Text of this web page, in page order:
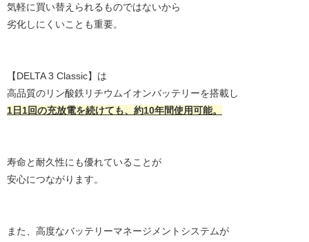
気軽に買い替えられるものではないから
劣化しにくいことも重要。
【DELTA 3 Classic】は
高品質のリン酸鉄リチウムイオンバッテリーを搭載し
1日1回の充放電を続けても、約10年間使用可能。
寿命と耐久性にも優れていることが
安心につながります。
また、高度なバッテリーマネージメントシステムが